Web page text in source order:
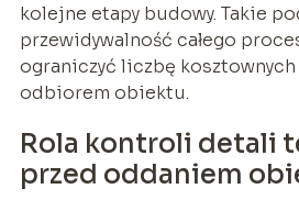
kolejne etapy budowy. Takie
przewidywalność całego
ograniczyć liczbę
odbiorem obiektu.
Rola kontroli detali
przed oddaniem